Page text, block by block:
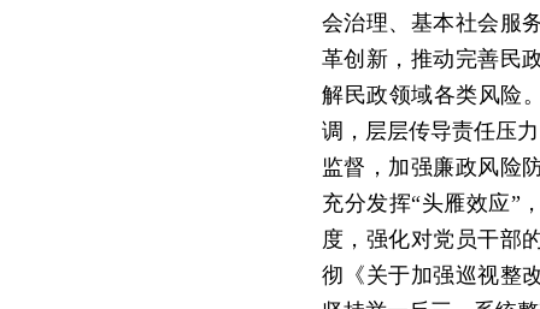
会治理、基本社会服
革创新，推动完善民
解民政领域各类风险
调，层层传导责任压
监督，加强廉政风险
充分发挥“头雁效应”
度，强化对党员干部
彻《关于加强巡视整